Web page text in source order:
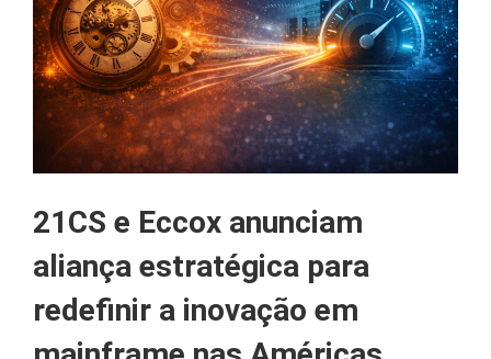
21CS e Eccox anunciam
aliança estratégica para
redefinir a inovação em